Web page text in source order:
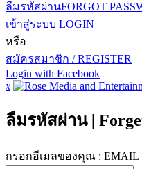
ลืมรหัสผ่านFORGOT
เข้าสู่ระบบ LOGIN
หรือ
สมัครสมาชิก / REGISTER
Login with Facebook
x
ลืมรหัสผ่าน |
กรอกอีเมลของคุณ : EMAIL